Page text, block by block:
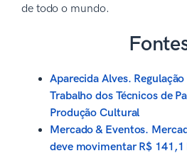
de todo o mundo.
Aparecida Alves.
Trabalho dos Técnicos de
Produção Cultural
Mercado & Eventos.
deve movimentar R$